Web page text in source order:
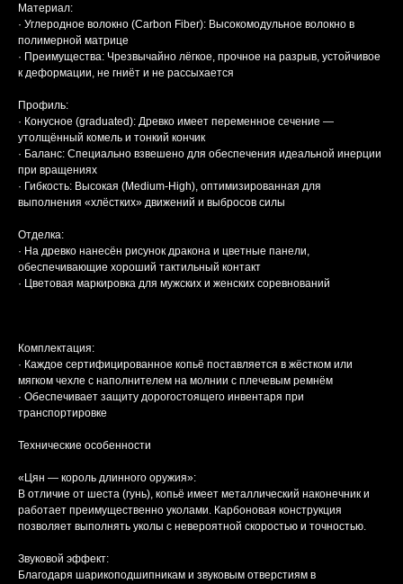
Материал:
· Углеродное волокно (Carbon Fiber): Высокомодульное волокно в
полимерной матрице
· Преимущества: Чрезвычайно лёгкое, прочное на разрыв, устойчивое
к деформации, не гниёт и не рассыхается
Профиль:
· Конусное (graduated): Древко имеет переменное сечение —
утолщённый комель и тонкий кончик
· Баланс: Специально взвешено для обеспечения идеальной инерции
при вращениях
· Гибкость: Высокая (Medium-High), оптимизированная для
выполнения «хлёстких» движений и выбросов силы
Отделка:
· На древко нанесён рисунок дракона и цветные панели,
обеспечивающие хороший тактильный контакт
· Цветовая маркировка для мужских и женских соревнований
Комплектация:
· Каждое сертифицированное копьё поставляется в жёстком или
мягком чехле с наполнителем на молнии с плечевым ремнём
· Обеспечивает защиту дорогостоящего инвентаря при
транспортировке
Технические особенности
«Цян — король длинного оружия»:
В отличие от шеста (гунь), копьё имеет металлический наконечник и
работает преимущественно уколами. Карбоновая конструкция
позволяет выполнять уколы с невероятной скоростью и точностью.
Звуковой эффект:
Благодаря шарикоподшипникам и звуковым отверстиям в